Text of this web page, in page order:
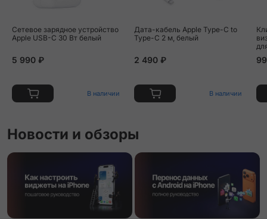
Сетевое зарядное устройство
Apple USB-C 30 Вт белый
5 990 ₽
В наличии
Дата-кабель Apple Type-C to
Type-C 2 м, белый
2 490 ₽
В наличии
Новости и обзоры